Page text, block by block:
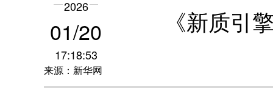
2026
01/20
17:18:53
来源：新华网
《新质引